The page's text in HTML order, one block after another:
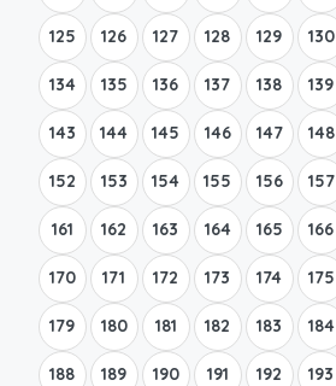
125 126 127 128 129 130
134 135 136 137 138 139
143 144 145 146 147 148
152 153 154 155 156 157
161 162 163 164 165 166
170 171 172 173 174 175
179 180 181 182 183 184
188 189 190 191 192 193